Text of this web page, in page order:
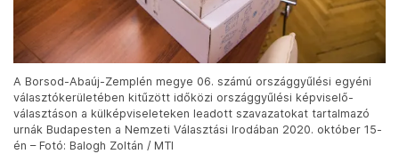
A Borsod-Abaúj-Zemplén megye 06. számú országgyűlési egyéni
választókerületében kitűzött időközi országgyűlési képviselő-
választáson a külképviseleteken leadott szavazatokat tartalmazó
urnák Budapesten a Nemzeti Választási Irodában 2020. október 15-
én – Fotó: Balogh Zoltán / MTI